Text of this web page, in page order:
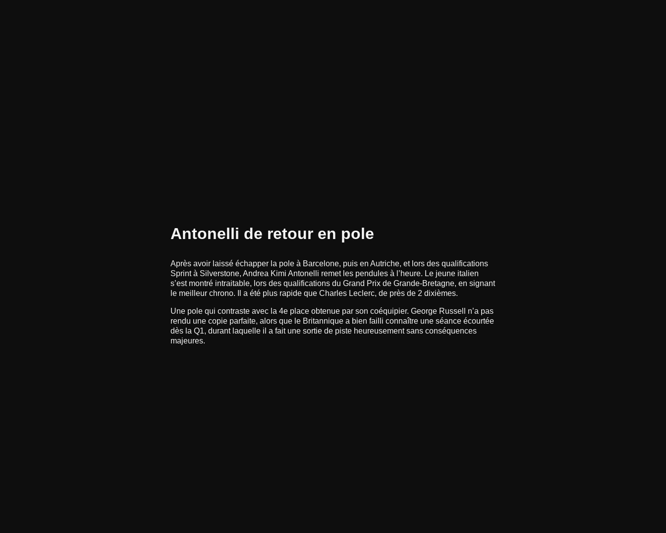
Antonelli de retour en pole
Après avoir laissé échapper la pole à Barcelone, puis en Autriche, et lors des qualifications
Sprint à Silverstone, Andrea Kimi Antonelli remet les pendules à l’heure. Le jeune italien
s’est montré intraitable, lors des qualifications du Grand Prix de Grande-Bretagne, en signant
le meilleur chrono. Il a été plus rapide que Charles Leclerc, de près de 2 dixièmes.
Une pole qui contraste avec la 4e place obtenue par son coéquipier. George Russell n’a pas
rendu une copie parfaite, alors que le Britannique a bien failli connaître une séance écourtée
dès la Q1, durant laquelle il a fait une sortie de piste heureusement sans conséquences
majeures.